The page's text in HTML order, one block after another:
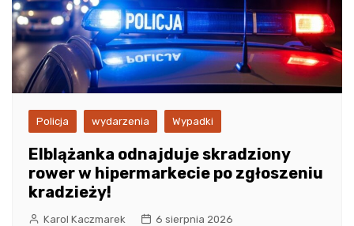
Policja wydarzenia Wypadki
Elblążanka odnajduje skradziony
rower w hipermarkecie po zgłoszeniu
kradzieży!
Karol Kaczmarek 6 sierpnia 2026